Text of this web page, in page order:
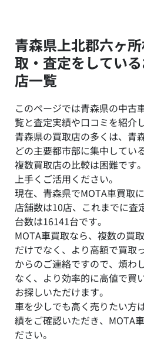
青森県上北郡六ヶ
取・査定をしてい
店一覧
このページでは青森県の中古
覧と査定実績や口コミを紹介
青森県の買取店の多くは、青
どの主要都市部に集中してい
複数買取店の比較は困難です
上手くご活用ください。
現在、青森県でMOTA車買取
店舗数は10店、これまでに査
台数は16141台です。
MOTA車買取なら、複数の買
だけでなく、より高額で買取
からのご連絡ですので、煩わ
なく、より効率的に高値で買
お探しいただけます。
車を少しでも高く売りたい方
績をご確認いただき、MOTA
ださい。